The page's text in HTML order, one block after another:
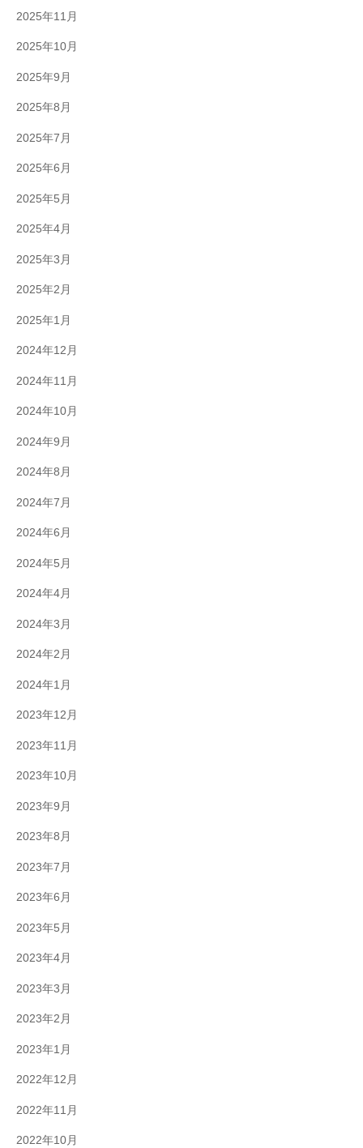
2025年11月
2025年10月
2025年9月
2025年8月
2025年7月
2025年6月
2025年5月
2025年4月
2025年3月
2025年2月
2025年1月
2024年12月
2024年11月
2024年10月
2024年9月
2024年8月
2024年7月
2024年6月
2024年5月
2024年4月
2024年3月
2024年2月
2024年1月
2023年12月
2023年11月
2023年10月
2023年9月
2023年8月
2023年7月
2023年6月
2023年5月
2023年4月
2023年3月
2023年2月
2023年1月
2022年12月
2022年11月
2022年10月